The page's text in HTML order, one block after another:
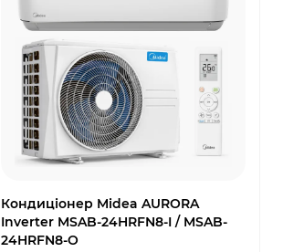
Кондиціонер Midea AURORA
Inverter MSAB-24HRFN8-I / MSAB-
24HRFN8-O